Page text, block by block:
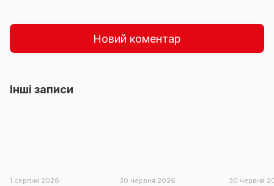
Новий коментар
Інші записи
1 серпня 2026 30 червня 2026 30 червня